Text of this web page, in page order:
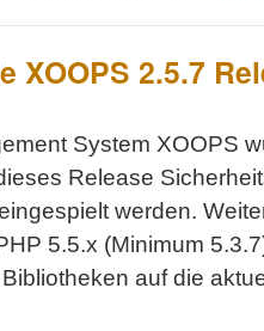
XOOPS 2.5.7
System XOOPS
Release
werden.
5.5.x (Minimum
auf die